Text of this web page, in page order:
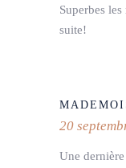
Superbes
suite!
20
Une